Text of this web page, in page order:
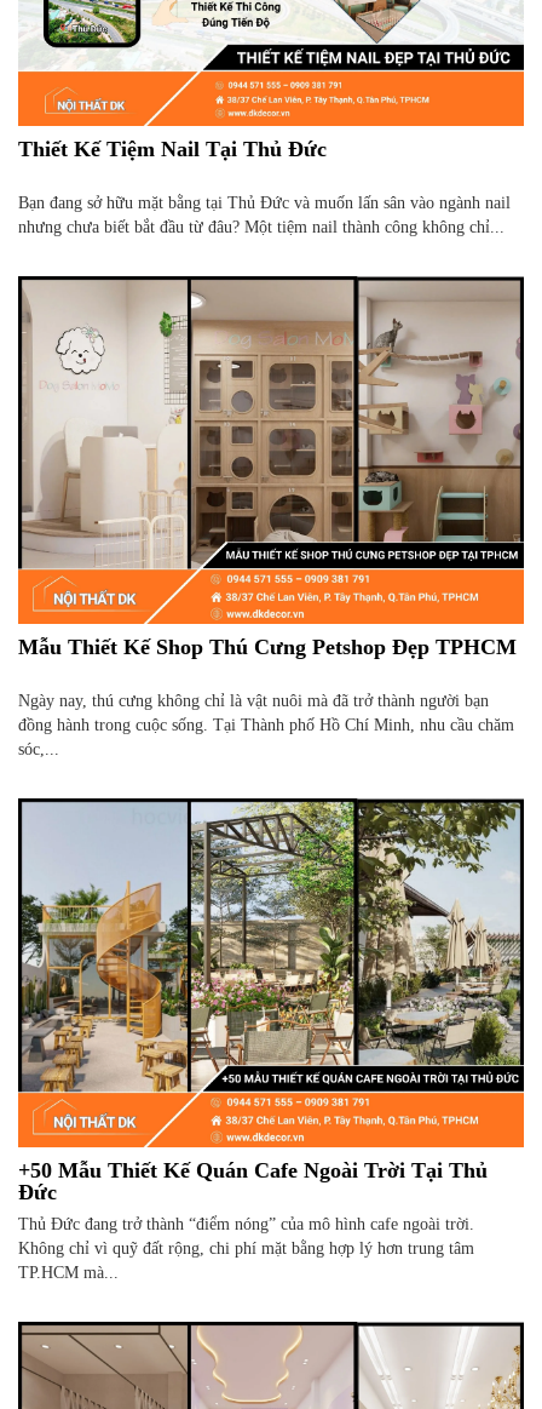
Thiết Kế Tiệm Nail Tại Thủ Đức
Bạn đang sở hữu mặt bằng tại Thủ Đức và muốn lấn sân vào ngành nail
nhưng chưa biết bắt đầu từ đâu? Một tiệm nail thành công không chỉ...
Mẫu Thiết Kế Shop Thú Cưng Petshop Đẹp TPHCM
Ngày nay, thú cưng không chỉ là vật nuôi mà đã trở thành người bạn
đồng hành trong cuộc sống. Tại Thành phố Hồ Chí Minh, nhu cầu chăm
sóc,...
+50 Mẫu Thiết Kế Quán Cafe Ngoài Trời Tại Thủ
Đức
Thủ Đức đang trở thành “điểm nóng” của mô hình cafe ngoài trời.
Không chỉ vì quỹ đất rộng, chi phí mặt bằng hợp lý hơn trung tâm
TP.HCM mà...